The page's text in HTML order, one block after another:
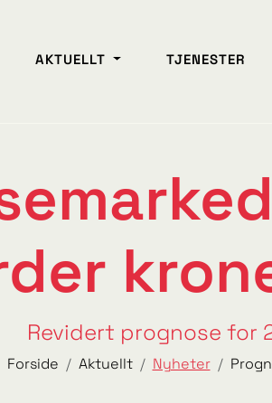
AKTUELLT TJENESTER
Revidert prognose for
Forside Aktuellt Nyheter